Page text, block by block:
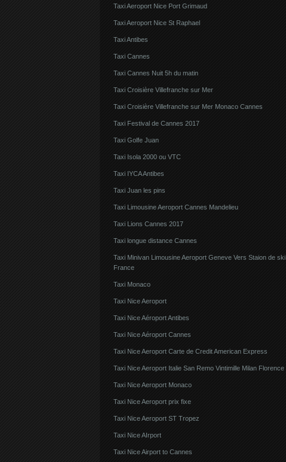
Taxi Aeroport Nice Port Grimaud
Taxi Aeroport Nice St Raphael
Taxi Antibes
Taxi Cannes
Taxi Cannes Nuit 5h du matin
Taxi Croisière Villefranche sur Mer
Taxi Croisière Villefranche sur Mer Monaco Cannes
Taxi Festival de Cannes 2017
Taxi Golfe Juan
Taxi Isola 2000 ou VTC
Taxi IYCA Antibes
Taxi Juan les pins
Taxi Limousine Aeroport Cannes Mandelieu
Taxi Lions Cannes 2017
Taxi longue distance Cannes
Taxi Minivan Limousine Aeroport Geneve Vers Staion de ski
France
Taxi Monaco
Taxi Nice Aeroport
Taxi Nice Aéroport Antibes
Taxi Nice Aéroport Cannes
Taxi Nice Aeroport Carte de Credit American Express
Taxi Nice Aeroport Italie San Remo Vintimille Milan Florence
Taxi Nice Aeroport Monaco
Taxi Nice Aeroport prix fixe
Taxi Nice Aeroport ST Tropez
Taxi Nice AIrport
Taxi Nice Airport to Cannes